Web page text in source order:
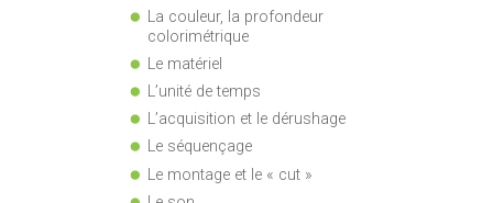
La couleur, la profondeur
colorimétrique
Le matériel
L’unité de temps
L’acquisition et le dérushage
Le séquençage
Le montage et le « cut »